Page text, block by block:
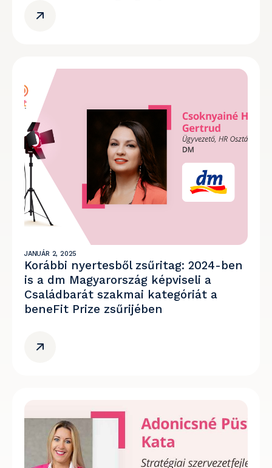
JANUÁR 2, 2025
Korábbi nyertesből zsűritag: 2024-ben
is a dm Magyarország képviseli a
Családbarát szakmai kategóriát a
beneFit Prize zsűrijében